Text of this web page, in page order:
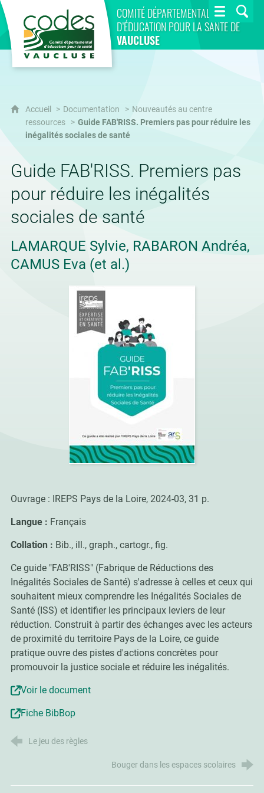
COMITÉ DÉPARTEMENTAL
D’ÉDUCATION POUR LA SANTÉ DE
VAUCLUSE
CoDES 84
Accueil Documentation
Nouveautés au centre
ressources
Guide FAB'RISS. Premiers pas pour réduire les
inégalités sociales de santé
Guide FAB'RISS. Premiers pas
pour réduire les inégalités
sociales de santé
LAMARQUE Sylvie, RABARON Andréa,
CAMUS Eva (et al.)
Ouvrage : IREPS Pays de la Loire, 2024-03, 31 p.
Langue : Français
Collation : Bib., ill., graph., cartogr., fig.
Ce guide "FAB'RISS" (Fabrique de Réductions des
Inégalités Sociales de Santé) s'adresse à celles et ceux qui
souhaitent mieux comprendre les Inégalités Sociales de
Santé (ISS) et identifier les principaux leviers de leur
réduction. Construit à partir des échanges avec les acteurs
de proximité du territoire Pays de la Loire, ce guide
pratique ouvre des pistes d'actions concrètes pour
promouvoir la justice sociale et réduire les inégalités.
Voir le document
Fiche BibBop
Le jeu des règles
Bouger dans les espaces scolaires